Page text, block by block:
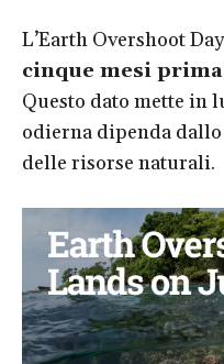
L’Earth Overshoot
cinque mesi
Questo dato mette in
odierna dipenda
delle risorse naturali.